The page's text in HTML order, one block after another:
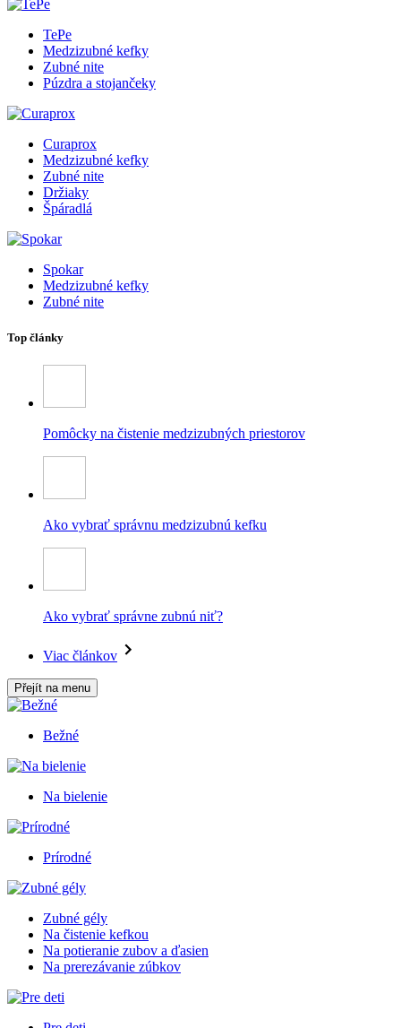
TePe
Medzizubné kefky
Zubné nite
Púzdra a stojančeky
Curaprox
Medzizubné kefky
Zubné nite
Držiaky
Špáradlá
Spokar
Medzizubné kefky
Zubné nite
Top články
Pomôcky na čistenie medzizubných priestorov
Ako vybrať správnu medzizubnú kefku
Ako vybrať správne zubnú niť?
Viac článkov
Přejít na menu
Bežné
Na bielenie
Prírodné
Zubné gély
Na čistenie kefkou
Na potieranie zubov a ďasien
Na prerezávanie zúbkov